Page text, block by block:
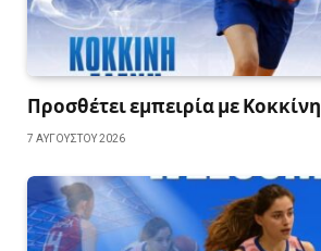
Προσθέτει εμπειρία με Κοκκίνη
7 ΑΥΓΟΎΣΤΟΥ 2026